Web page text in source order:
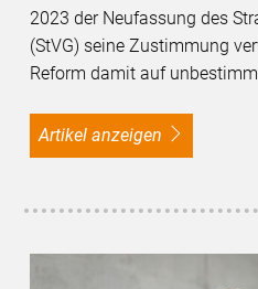
2023 der Neufassung des
(StVG) seine Zustimmung
Reform damit auf
Artikel anzeigen